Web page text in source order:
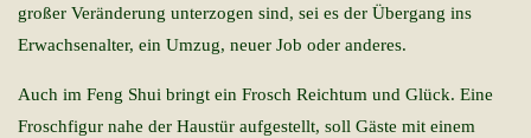
großer Veränderung unterzogen sind, sei es der Übergang ins
Erwachsenalter, ein Umzug, neuer Job oder anderes.
Auch im Feng Shui bringt ein Frosch Reichtum und Glück. Eine
Froschfigur nahe der Haustür aufgestellt, soll Gäste mit einem